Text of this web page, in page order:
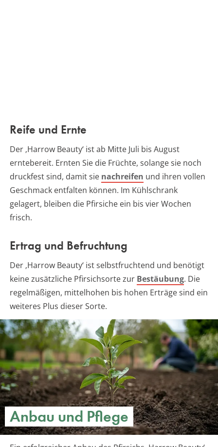
Reife und Ernte
Der ‚Harrow Beauty‘ ist ab Mitte Juli bis August
erntebereit. Ernten Sie die Früchte, solange sie noch
druckfest sind, damit sie nachreifen und ihren vollen
Geschmack entfalten können. Im Kühlschrank
gelagert, bleiben die Pfirsiche ein bis vier Wochen
frisch.
Ertrag und Befruchtung
Der ‚Harrow Beauty‘ ist selbstfruchtend und benötigt
keine zusätzliche Pfirsichsorte zur Bestäubung. Die
regelmäßigen, mittelhohen bis hohen Erträge sind ein
weiteres Plus dieser Sorte.
Anbau und Pflege